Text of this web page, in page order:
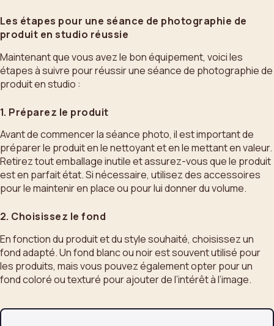
Les étapes pour une séance de photographie de
produit en studio réussie
Maintenant que vous avez le bon équipement, voici les
étapes à suivre pour réussir une séance de photographie de
produit en studio :
1. Préparez le produit
Avant de commencer la séance photo, il est important de
préparer le produit en le nettoyant et en le mettant en valeur.
Retirez tout emballage inutile et assurez-vous que le produit
est en parfait état. Si nécessaire, utilisez des accessoires
pour le maintenir en place ou pour lui donner du volume.
2. Choisissez le fond
En fonction du produit et du style souhaité, choisissez un
fond adapté. Un fond blanc ou noir est souvent utilisé pour
les produits, mais vous pouvez également opter pour un
fond coloré ou texturé pour ajouter de l’intérêt à l’image.